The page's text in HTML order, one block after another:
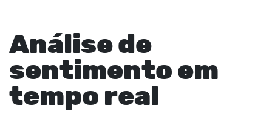
Análise de
sentimento em
tempo real